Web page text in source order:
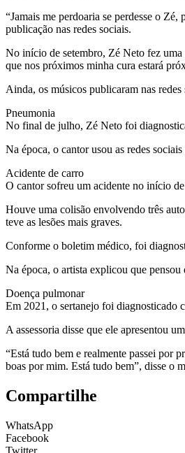
“Jamais me perdoaria se perdesse o
publicação nas redes sociais.
No início de setembro, Zé Neto fez uma
que nos próximos minha cura estará
Ainda, os músicos publicaram nas redes
Pneumonia
No final de julho, Zé Neto foi
Na época, o cantor usou as redes
Acidente de carro
O cantor sofreu um acidente no início
Houve uma colisão envolvendo três
teve as lesões mais graves.
Conforme o boletim médico, foi
Na época, o artista explicou que
Doença pulmonar
Em 2021, o sertanejo foi diagnosticado
A assessoria disse que ele apresentou
“Está tudo bem e realmente passei por
boas por mim. Está tudo bem”, disse o
Compartilhe
WhatsApp
Facebook